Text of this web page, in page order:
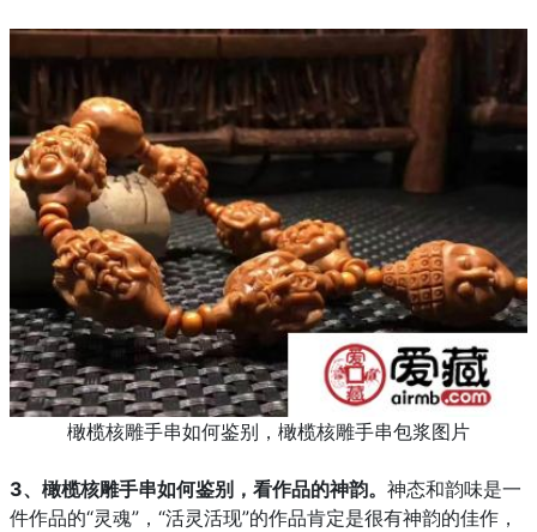
橄榄核雕手串如何鉴别，橄榄核雕手串包浆图片
3、 橄榄核雕手串如何鉴别， 看作品的神韵。 神态和韵味是一
件作品的“灵魂”，“活灵活现”的作品肯定是很有神韵的佳作，